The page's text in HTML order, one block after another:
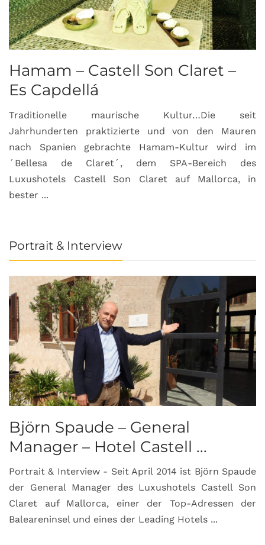
Hamam – Castell Son Claret –
Es Capdellá
Traditionelle maurische Kultur…Die seit
Jahrhunderten praktizierte und von den Mauren
nach Spanien gebrachte Hamam-Kultur wird im
´Bellesa de Claret´, dem SPA-Bereich des
Luxushotels Castell Son Claret auf Mallorca, in
bester ...
Portrait & Interview
Björn Spaude – General
Manager – Hotel Castell ...
Portrait & Interview - Seit April 2014 ist Björn Spaude
der General Manager des Luxushotels Castell Son
Claret auf Mallorca, einer der Top-Adressen der
Baleareninsel und eines der Leading Hotels ...